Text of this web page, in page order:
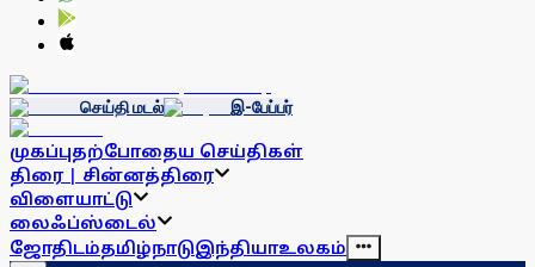
செய்தி மடல் இ-பேப்பர்
முகப்புதற்போதைய செய்திகள்
திரை | சின்னத்திரை
விளையாட்டு
லைஃப்ஸ்டைல்
ஜோதிடம்தமிழ்நாடுஇந்தியாஉலகம்